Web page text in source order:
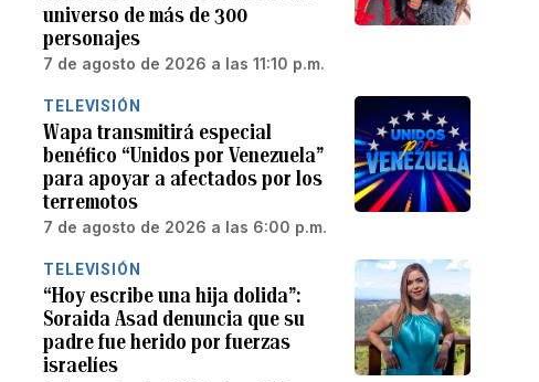
universo de más de 300
personajes
7 de agosto de 2026 a las 11:10 p.m.
TELEVISIÓN
Wapa transmitirá especial
benéfico “Unidos por Venezuela”
para apoyar a afectados por los
terremotos
7 de agosto de 2026 a las 6:00 p.m.
TELEVISIÓN
“Hoy escribe una hija dolida”:
Soraida Asad denuncia que su
padre fue herido por fuerzas
israelíes